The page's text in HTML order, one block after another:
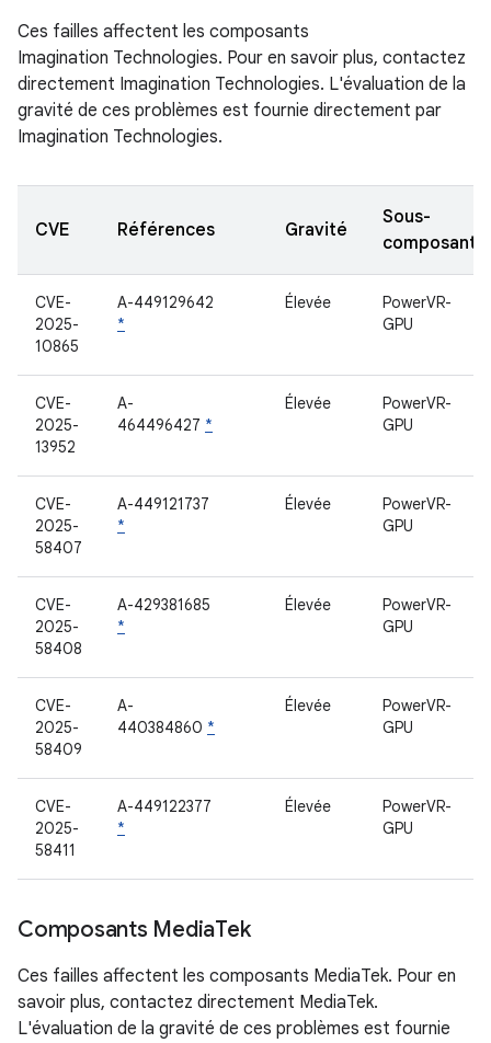
Ces failles affectent les composants
Imagination Technologies. Pour en savoir plus, contactez
directement Imagination Technologies. L'évaluation de la
gravité de ces problèmes est fournie directement par
Imagination Technologies.
CVE Références Gravité
Sous-
composant
CVE-
2025-
10865
A-449129642
*
Élevée
PowerVR-
GPU
CVE-
2025-
13952
A-
464496427 *
Élevée
PowerVR-
GPU
CVE-
2025-
58407
A-449121737
*
Élevée
PowerVR-
GPU
CVE-
2025-
58408
A-429381685
*
Élevée
PowerVR-
GPU
CVE-
2025-
58409
A-
440384860 *
Élevée
PowerVR-
GPU
CVE-
2025-
58411
A-449122377
*
Élevée
PowerVR-
GPU
Composants MediaTek
Ces failles affectent les composants MediaTek. Pour en
savoir plus, contactez directement MediaTek.
L'évaluation de la gravité de ces problèmes est fournie